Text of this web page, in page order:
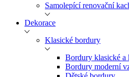
Samolepící renovační
Dekorace
Klasické bordury
Bordury klasické a
Bordury moderní